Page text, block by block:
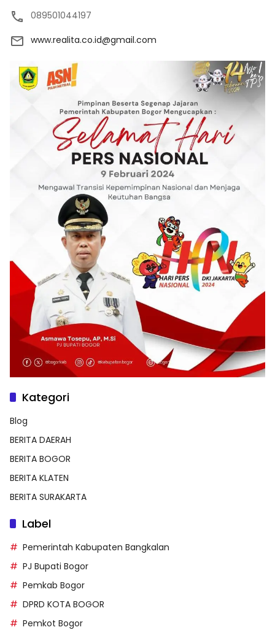
089501044197
www.realita.co.id@gmail.com
Kategori
Blog
BERITA DAERAH
BERITA BOGOR
BERITA KLATEN
BERITA SURAKARTA
Label
Pemerintah Kabupaten Bangkalan
PJ Bupati Bogor
Pemkab Bogor
DPRD KOTA BOGOR
Pemkot Bogor